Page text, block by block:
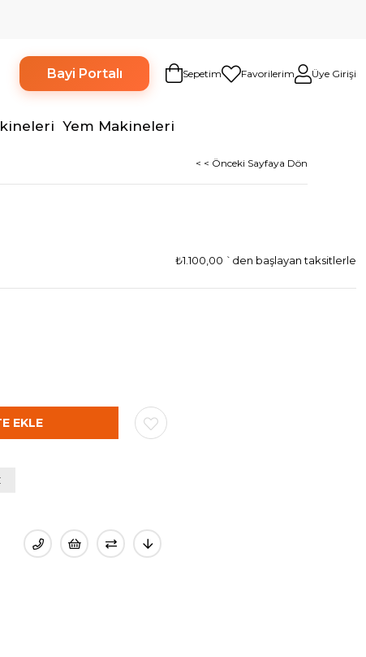
Bayi Portalı Sepetim Favorilerim Üye Girişi
Yem Makineleri
< < Önceki Sayfaya Dön
₺1.100,00 `den başlayan taksitlerle